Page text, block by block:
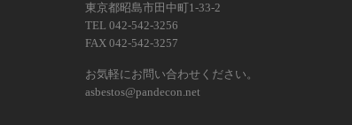
東京都昭島市田中町1-33-2
TEL 042-542-3256
FAX 042-542-3257
お気軽にお問い合わせください。
asbestos@pandecon.net